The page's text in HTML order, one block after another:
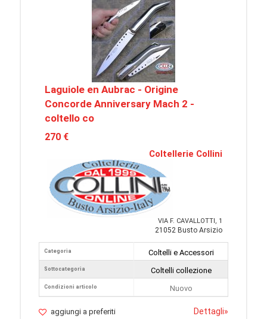
Laguiole en Aubrac - Origine
Concorde Anniversary Mach 2 -
coltello co
270 €
Coltellerie Collini
VIA F. CAVALLOTTI, 1
21052 Busto Arsizio
Categoria
Sottocategoria
Condizioni articolo
Coltelli e Accessori
Coltelli collezione
Nuovo
aggiungi a preferiti Dettagli»